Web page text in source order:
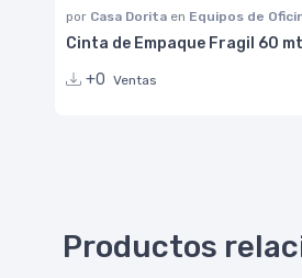
por Casa Dorita en Equipos de
Cinta de Empaque Fragil 60
+0 Ventas
Productos